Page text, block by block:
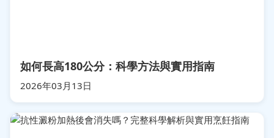
如何長高180公分：科學方法與實用指南
2026年03月13日